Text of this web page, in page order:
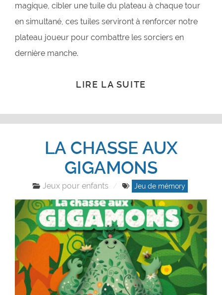
magique, cibler une tuile du plateau à chaque tour
en simultané, ces tuiles serviront à renforcer notre
plateau joueur pour combattre les sorciers en
dernière manche.
LIRE LA SUITE
LA CHASSE AUX
GIGAMONS
Jeux pour enfants Jeu de mémory